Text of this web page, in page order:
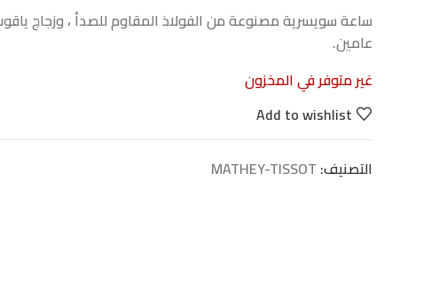
ساعة سويسرية مصنوعة من الفولاذ المقاوم للصدأ ، وزجاج
عامين.
غير متوفر في المخزون
Add to wishlist
التصنيف: MATHEY-TISSOT